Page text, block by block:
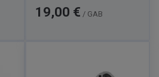
Cena
19,00 € / GAB